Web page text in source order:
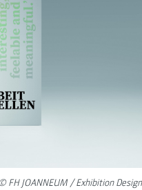
© FH JOANNEUM / Exhibition Design